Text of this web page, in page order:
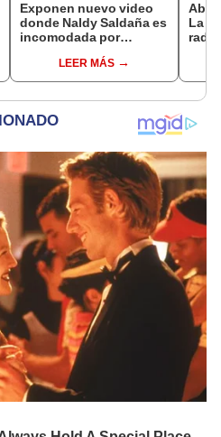
Exponen nuevo video
donde Naldy Saldaña es
incomodada por
Luz: la agarra de la
mano sin su
LEER MÁS
La